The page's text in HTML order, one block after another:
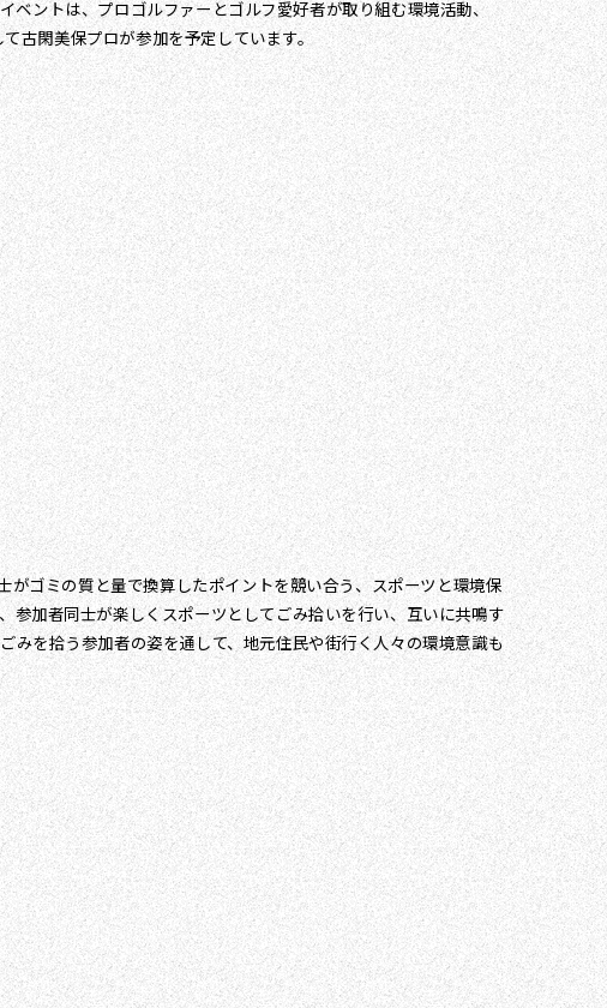
ントは、プロゴルファーとゴルフ愛好者が取り組む環境活動、
古閑美保プロが参加を予定しています。
ゴミの質と量で換算したポイントを競い合う、スポーツと環境保
参加者同士が楽しくスポーツとしてごみ拾いを行い、互いに共鳴す
みを拾う参加者の姿を通して、地元住民や街行く人々の環境意識も